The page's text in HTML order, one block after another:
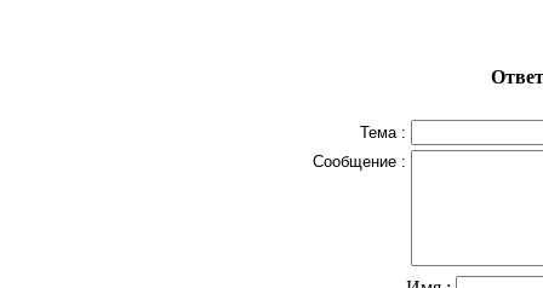
Тема :
Сообщение :